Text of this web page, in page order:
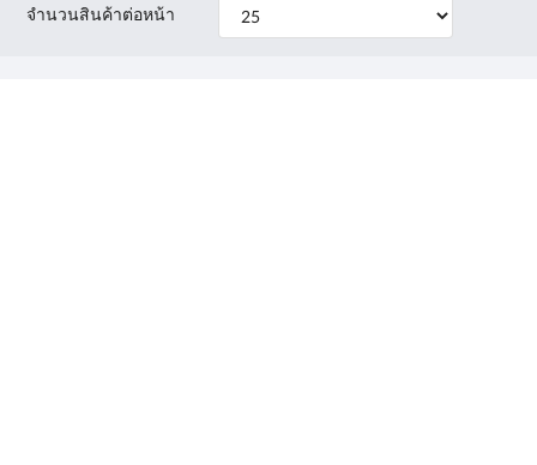
จำนวนสินค้าต่อหน้า